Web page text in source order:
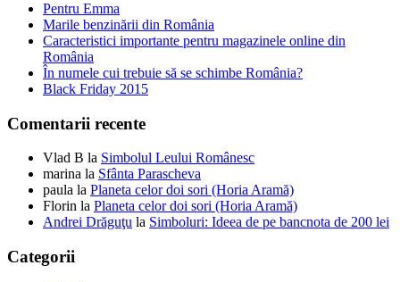
Pentru Emma
Marile benzinării din România
Caracteristici importante pentru magazinele online din
România
În numele cui trebuie să se schimbe România?
Black Friday 2015
Comentarii recente
Vlad B la Simbolul Leului Românesc
marina la Sfânta Parascheva
paula la Planeta celor doi sori (Horia Aramă)
Florin la Planeta celor doi sori (Horia Aramă)
Andrei Drăguţu la Simboluri: Ideea de pe bancnota de 200 lei
Categorii